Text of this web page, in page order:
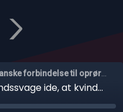
Hvem har fået den åndssvage ide, at kvinder ikke skal være frie?